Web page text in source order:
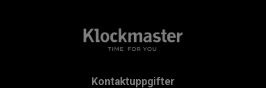
Kontaktuppgifter